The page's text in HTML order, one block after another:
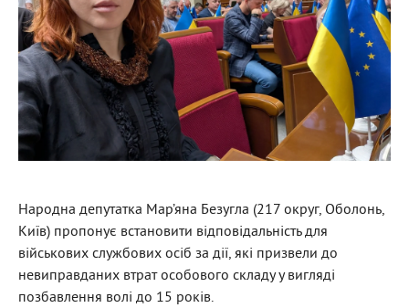
Народна депутатка Мар’яна Безугла (217 округ, Оболонь,
Київ) пропонує встановити відповідальність для
військових службових осіб за дії, які призвели до
невиправданих втрат особового складу у вигляді
позбавлення волі до 15 років.